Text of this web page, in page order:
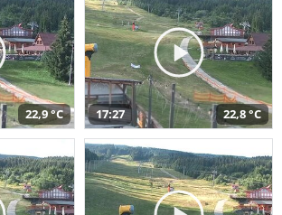
22,9 °C 17:27 22,8 °C